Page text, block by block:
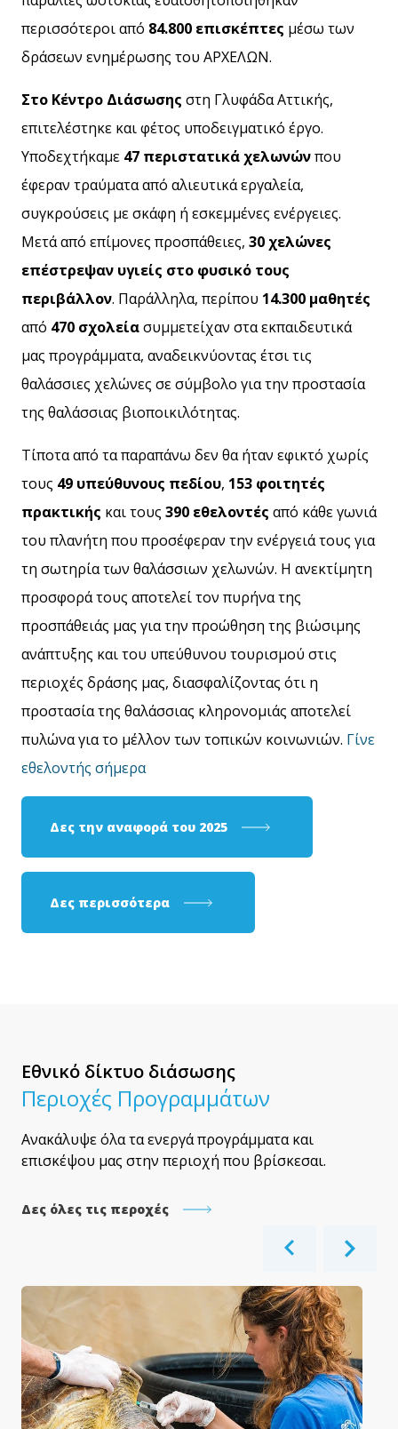
περισσότεροι από 84.800 επισκέπτες μέσω των
δράσεων ενημέρωσης του ΑΡΧΕΛΩΝ.
Στο Κέντρο Διάσωσης στη Γλυφάδα Αττικής,
επιτελέστηκε και φέτος υποδειγματικό έργο.
Υποδεχτήκαμε 47 περιστατικά χελωνώνπου
έφεραν τραύματα από αλιευτικά εργαλεία,
συγκρούσεις με σκάφη ή εσκεμμένες ενέργειες.
Μετά από επίμονες προσπάθειες, 30 χελώνες
επέστρεψαν υγιείς στο φυσικό τους
περιβάλλον. Παράλληλα, περίπου 14.300 μαθητές
από 470 σχολείασυμμετείχαν στα εκπαιδευτικά
μας προγράμματα, αναδεικνύοντας έτσι τις
θαλάσσιες χελώνες σε σύμβολο για την προστασία
της θαλάσσιας βιοποικιλότητας.
Τίποτα από τα παραπάνω δεν θα ήταν εφικτό χωρίς
τους 49 υπεύθυνους πεδίου, 153 φοιτητές
πρακτικής και τους 390 εθελοντές από κάθε γωνιά
του πλανήτη που προσέφεραν την ενέργειά τους για
τη σωτηρία των θαλάσσιων χελωνών. Η ανεκτίμητη
προσφορά τους αποτελεί τον πυρήνα της
προσπάθειάς μας για την προώθηση της βιώσιμης
ανάπτυξης και του υπεύθυνου τουρισμού στις
περιοχές δράσης μας, διασφαλίζοντας ότι η
προστασία της θαλάσσιας κληρονομιάς αποτελεί
πυλώνα για το μέλλον των τοπικών κοινωνιών. Γίνε
εθελοντής σήμερα
Δες την αναφορά του 2025
Δες περισσότερα
Εθνικό δίκτυο διάσωσης
Περιοχές Προγραμμάτων
Ανακάλυψε όλα τα ενεργά προγράμματα και
επισκέψου μας στην περιοχή που βρίσκεσαι.
Δες όλες τις περοχές